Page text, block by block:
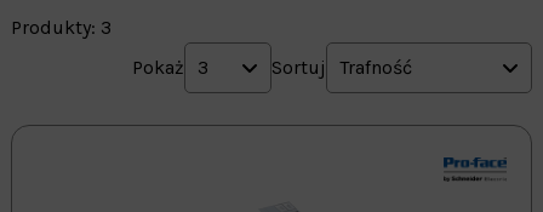
Produkty: 3
Pokaż
3 Sortuj Trafność